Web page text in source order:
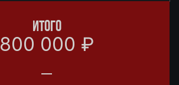
ИТОГО
800 000 ₽